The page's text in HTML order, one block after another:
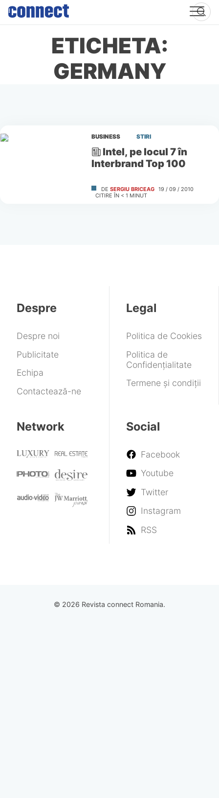
Skip
content
ETICHETA:
GERMANY
BUSINESS STIRI
Intel, pe locul 7 în
Interbrand Top 100
DE SERGIU BRICEAG 19 / 09 / 2010
CITIRE ÎN < 1 MINUT
Despre
Despre noi
Publicitate
Echipa
Contactează-ne
Legal
Politica de Cookies
Politica de
Confidențialitate
Termene și condiții
Network Social
Facebook
Youtube
Twitter
Instagram
RSS
© 2026 Revista connect Romania.